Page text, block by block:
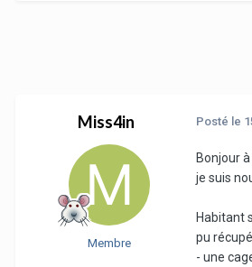
Miss4in
Membre
Posté le
Bonjour
je suis
Habitant
pu
- une